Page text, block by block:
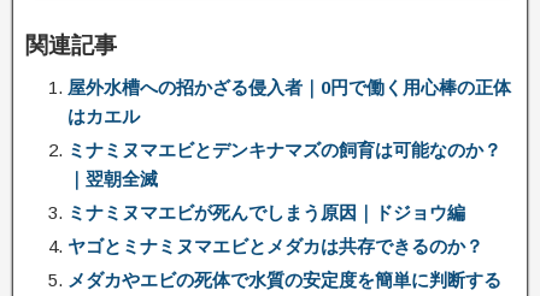
関連記事
屋外水槽への招かざる侵入者｜0円で働く用心棒の正体
はカエル
ミナミヌマエビとデンキナマズの飼育は可能なのか？
｜翌朝全滅
ミナミヌマエビが死んでしまう原因｜ドジョウ編
ヤゴとミナミヌマエビとメダカは共存できるのか？
メダカやエビの死体で水質の安定度を簡単に判断する